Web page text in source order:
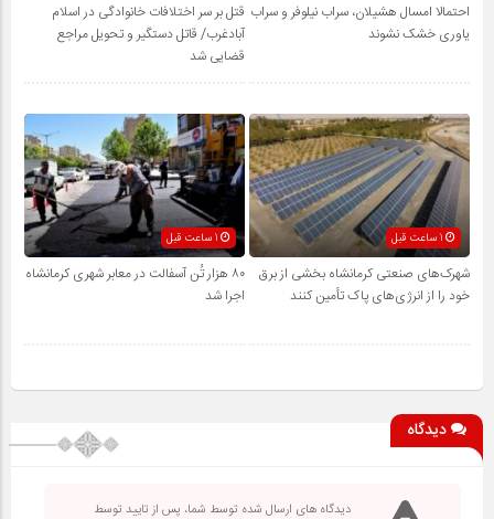
احتمالا امسال هشیلان، سراب نیلوفر و سراب
یاوری خشک نشوند
قتل بر سر اختلافات خانوادگی در اسلام
آبادغرب/ قاتل دستگیر و تحویل مراجع
قضایی شد
1 ساعت قبل
شهرک‌های صنعتی کرمانشاه بخشی از برق
خود را از انرژی‌های پاک تأمین کنند
۸۰ هزار تُن آسفالت در معابر شهری کرمانشاه
اجرا شد
دیدگاه
دیدگاه های ارسال شده توسط شما، پس از تایید توسط